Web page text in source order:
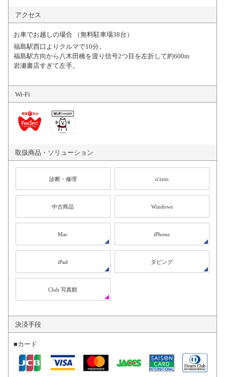
アクセス
お車でお越しの場合 （無料駐車場38台）
福島駅西口よりクルマで10分。
福島駅方向から八木田橋を渡り信号2つ目を左折して約600m
岩瀬書店すぎて左手。
Wi-Fi
取扱商品・ ソリューション
診断・修理 o'zzio
中古商品 Windows
Mac iPhone
iPad ダビング
Club 写真館
決済手段
■カード